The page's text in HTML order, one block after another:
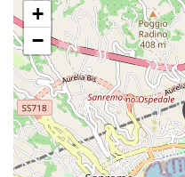
+
−